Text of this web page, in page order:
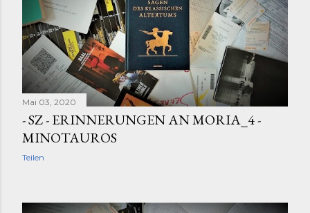
s
Mai 03, 2020
- SZ - ERINNERUNGEN AN MORIA_4 -
MINOTAUROS
Teilen